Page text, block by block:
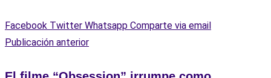
Facebook Twitter Whatsapp Comparte via email
Publicación anterior